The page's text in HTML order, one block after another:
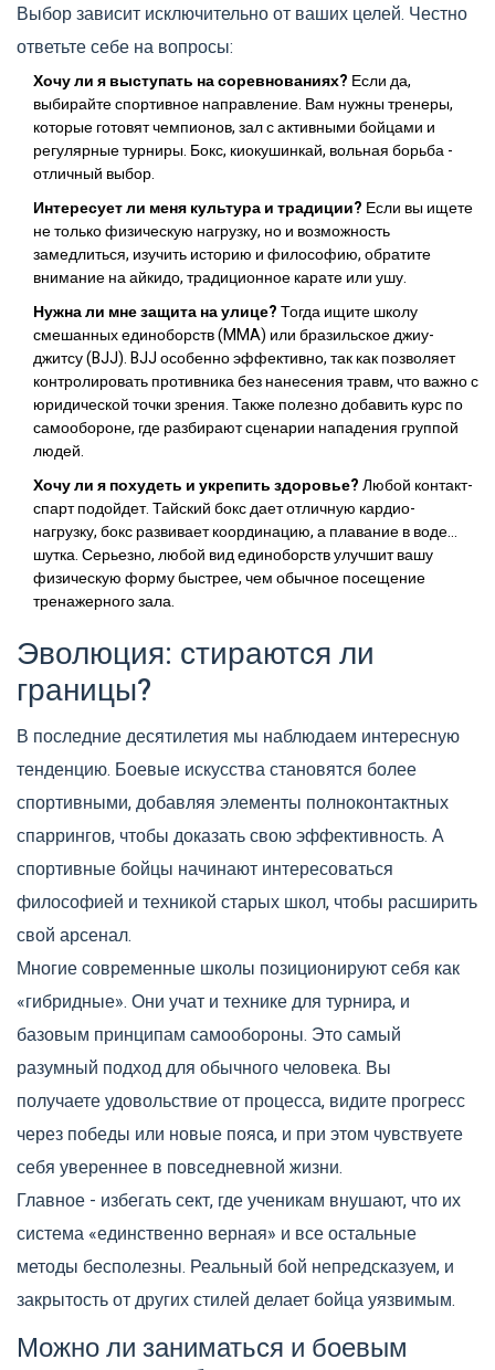
Выбор зависит исключительно от ваших целей. Честно
ответьте себе на вопросы:
Хочу ли я выступать на соревнованиях? Если да,
выбирайте спортивное направление. Вам нужны тренеры,
которые готовят чемпионов, зал с активными бойцами и
регулярные турниры. Бокс, киокушинкай, вольная борьба -
отличный выбор.
Интересует ли меня культура и традиции? Если вы ищете
не только физическую нагрузку, но и возможность
замедлиться, изучить историю и философию, обратите
внимание на айкидо, традиционное карате или ушу.
Нужна ли мне защита на улице?Тогда ищите школу
смешанных единоборств (MMA) или бразильское джиу-
джитсу (BJJ). BJJ особенно эффективно, так как позволяет
контролировать противника без нанесения травм, что важно с
юридической точки зрения. Также полезно добавить курс по
самообороне, где разбирают сценарии нападения группой
людей.
Хочу ли я похудеть и укрепить здоровье?Любой контакт-
спарт подойдет. Тайский бокс дает отличную кардио-
нагрузку, бокс развивает координацию, а плавание в воде...
шутка. Серьезно, любой вид единоборств улучшит вашу
физическую форму быстрее, чем обычное посещение
тренажерного зала.
Эволюция: стираются ли
границы?
В последние десятилетия мы наблюдаем интересную
тенденцию. Боевые искусства становятся более
спортивными, добавляя элементы полноконтактных
спаррингов, чтобы доказать свою эффективность. А
спортивные бойцы начинают интересоваться
философией и техникой старых школ, чтобы расширить
свой арсенал.
Многие современные школы позиционируют себя как
«гибридные». Они учат и технике для турнира, и
базовым принципам самообороны. Это самый
разумный подход для обычного человека. Вы
получаете удовольствие от процесса, видите прогресс
через победы или новые поясa, и при этом чувствуете
себя увереннее в повседневной жизни.
Главное - избегать сект, где ученикам внушают, что их
система «единственно верная» и все остальные
методы бесполезны. Реальный бой непредсказуем, и
закрытость от других стилей делает бойца уязвимым.
Можно ли заниматься и боевым